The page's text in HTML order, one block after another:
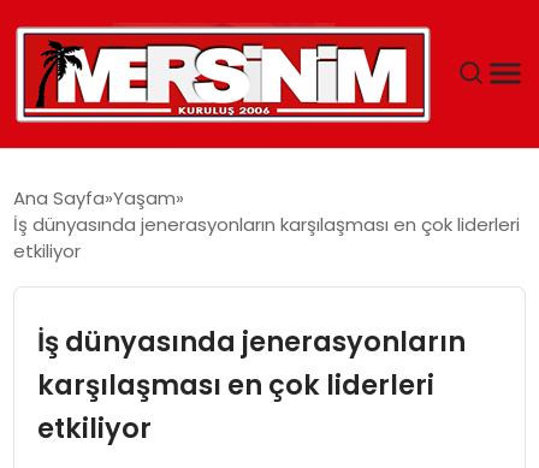
YAŞAM
SAĞLIK
EĞITIM
Ana Sayfa Yaşam
İş dünyasında jenerasyonların karşılaşması en çok liderleri
etkiliyor
İş dünyasında jenerasyonların
karşılaşması en çok liderleri
etkiliyor